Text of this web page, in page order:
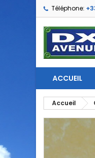
Téléphone:
ACCUEIL
Accueil